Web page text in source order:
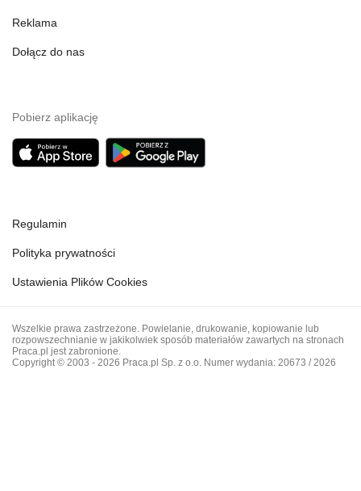
Reklama
Dołącz do nas
Pobierz aplikację
Regulamin
Polityka prywatności
Ustawienia Plików Cookies
Wszelkie prawa zastrzeżone. Powielanie, drukowanie, kopiowanie lub
rozpowszechnianie w jakikolwiek sposób materiałów zawartych na stronach
Praca.pl jest zabronione.
Copyright © 2003 - 2026 Praca.pl Sp. z o.o. Numer wydania: 20673 / 2026